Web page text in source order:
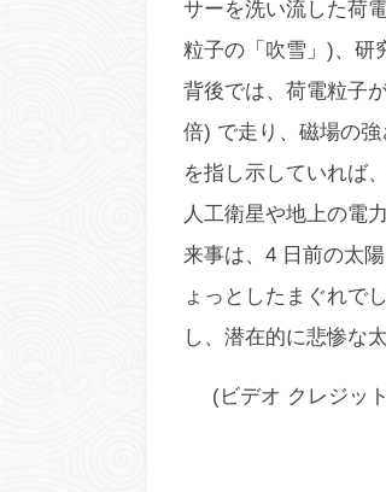
サーを洗い流した荷
粒子の「吹雪」)、研
背後では、荷電粒子
倍) で走り、磁場の
を指し示していれば
人工衛星や地上の電
来事は、4 日前の太
ょっとしたまぐれで
し、潜在的に悲惨な
(ビデオ クレジッ